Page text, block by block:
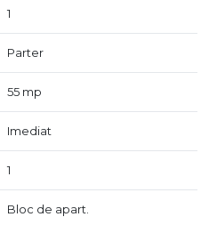
1
Parter
55 mp
Imediat
1
Bloc de apart.